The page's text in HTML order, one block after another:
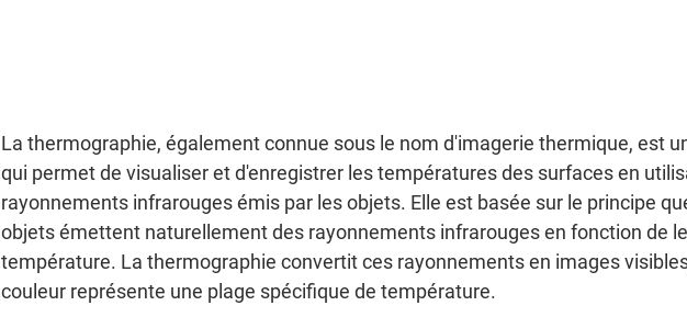
La thermographie, également connue sous le nom d'imagerie thermique, est
qui permet de visualiser et d'enregistrer les températures des surfaces en
rayonnements infrarouges émis par les objets. Elle est basée sur le principe
objets émettent naturellement des rayonnements infrarouges en fonction de
température. La thermographie convertit ces rayonnements en images
couleur représente une plage spécifique de température.